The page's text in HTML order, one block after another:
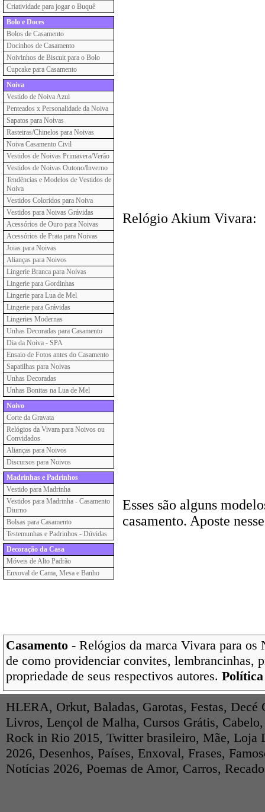
Criatividade para jogar o Buquê
Bolo e Doces
Bolos de Casamento
Docinhos de Casamento
Noivinhos de Biscuit para o Bolo
Cupcake para Casamento
Noiva
Vestido de Noiva Azul
Penteados x Personalidade da Noiva
Sapatos para Noivas
Rasteiras/Chinelos para Noivas
Noiva Casamento Civil
Vestidos de Noivas Primavera/Verão
Vestidos de Noivas Outono/Inverno
Tendências e Modelos de Vestidos de
Noiva
Vestidos Coloridos para Noiva
Vestidos para Noivas Grávidas
Acessórios de Ouro para Noivas
Acessórios de Prata para Noivas
Joias para Noivas
Alianças para Noivos
Lingerie Branca para Noivas
Lingerie para Gordinhas
Lingerie para Lua de Mel
Lingerie para Grávidas
Lingeries Modernas
Unhas Decoradas para Casamento
Dia da Noiva - SPA
Ensaio de Fotos antes do Casamento
Sapatilhas para Noivas
Unhas Decoradas
Unhas Bonitas na Lua de Mel
Noivo
Corte da Gravata
Relógios da Vivara para Noivos ou
Convidados
Alianças para Noivos
Discursos para Noivos
Madrinhas e Padrinhos
Vestido para Madrinha
Vestidos para Madrinha - Casamento
Diurno
Bolsas para Casamento
Testemunhas e Padrinhos - Dúvidas
Decoração da Casa
Móveis de Alto Padrão
Enxoval de Cama, Mesa e Banho
Relógio Akium Vivara:
Esses são alguns
casamento. Aposte
Casamento - Relógios da marca Vivara para os
de como providenciar convites, lembrancinhas,
propriedade de seus respectivos autores.
HLERA, Orkut, Baladas, Garotas, Festas, Decé
Livros, Lençol de Malha, Cursos Grátis, Cabelo
Rock in Rio 2015, Twitter brasileiro, Mãe, Loja
2026, Desenhos, Países, Enxoval, Frases,
Notícias 2026, Poemas de Amor, Carros,